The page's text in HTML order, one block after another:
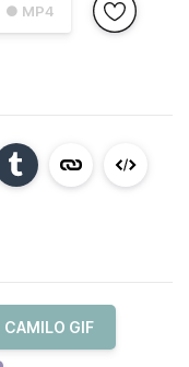
● MP4
CAMILO GIF